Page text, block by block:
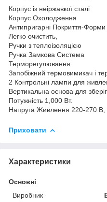
Корпус із неіржавкої сталі
Корпус Охолодження
Антипригарні Покриття-Форми
Легко очистить,
Ручки з теплоізоляцією
Ручка Замкова Система
Терморегулювання
Запобіжний термовимикач і
2 Контрольні лампи для
Вертикальна основа для
Потужність 1,000 Вт.
Напруга Живлення 220-270 В,
Приховати
Характеристики
Основні
Виробник